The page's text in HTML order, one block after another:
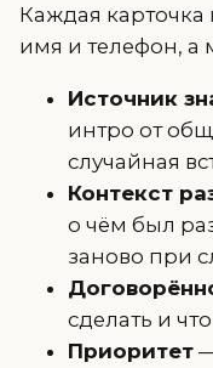
Каждая карточка
имя и телефон,
Источник
интро от
случайная
Контекст
о чём был
заново при
сделать и
Приоритет